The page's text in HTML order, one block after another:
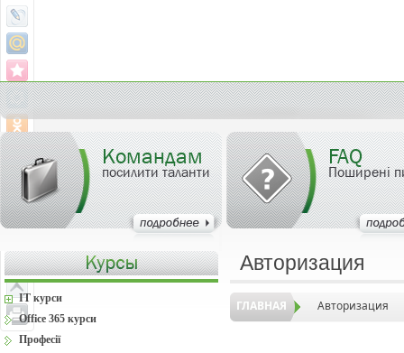
Командам
посилити таланти
FAQ
Поширені
Авторизация
ГЛАВНАЯ Авторизация
IT курси
Office 365 курси
Професії